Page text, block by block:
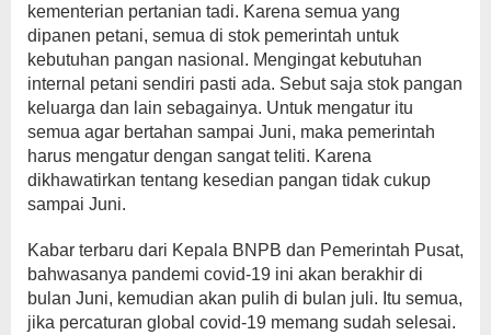
kementerian pertanian tadi. Karena semua yang
dipanen petani, semua di stok pemerintah untuk
kebutuhan pangan nasional. Mengingat kebutuhan
internal petani sendiri pasti ada. Sebut saja stok pangan
keluarga dan lain sebagainya. Untuk mengatur itu
semua agar bertahan sampai Juni, maka pemerintah
harus mengatur dengan sangat teliti. Karena
dikhawatirkan tentang kesedian pangan tidak cukup
sampai Juni.
Kabar terbaru dari Kepala BNPB dan Pemerintah Pusat,
bahwasanya pandemi covid-19 ini akan berakhir di
bulan Juni, kemudian akan pulih di bulan juli. Itu semua,
jika percaturan global covid-19 memang sudah selesai.